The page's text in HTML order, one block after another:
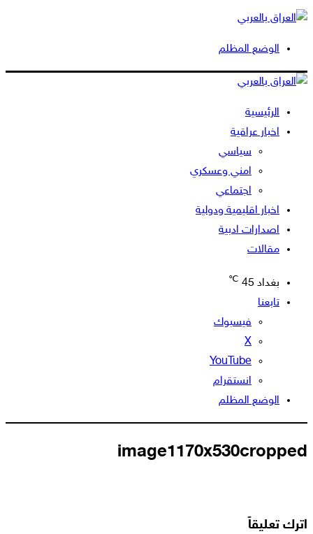
الوضع المظلم
الرئيسية
اخبار عراقية
سياسي
امني وعسكري
اجتماعي
اخبار اقليمية ودولية
اصدارات ادبية
مقالات
بغداد 45
℃
تابعنا
فيسبوك
‫X
‫YouTube
انستقرام
الوضع المظلم
image1170x530cropped
اترك تعليقاً